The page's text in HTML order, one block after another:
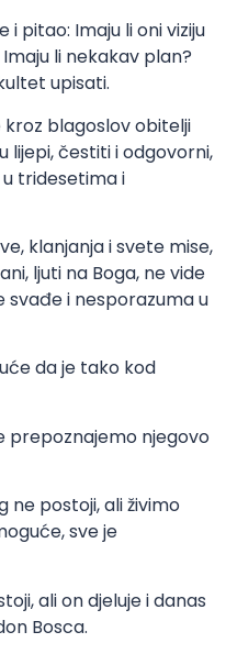
i pitao: Imaju li oni viziju
li nekakav plan?
upisati.
kroz blagoslov obitelji
lijepi, čestiti i odgovorni,
u tridesetima i
klanjanja i svete mise,
ljuti na Boga, ne vide
svađe i nesporazuma u
da je tako kod
prepoznajemo njegovo
ne postoji, ali živimo
sve je
ali on djeluje i danas
Bosca.